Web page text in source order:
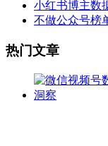
小红书博主数
不做公众号榜
热门文章